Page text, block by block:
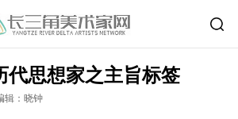
代思想家之主旨标签
：晓钟